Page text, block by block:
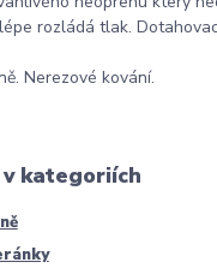
rozládá tlak.
Nerezové kování.
kategoriích